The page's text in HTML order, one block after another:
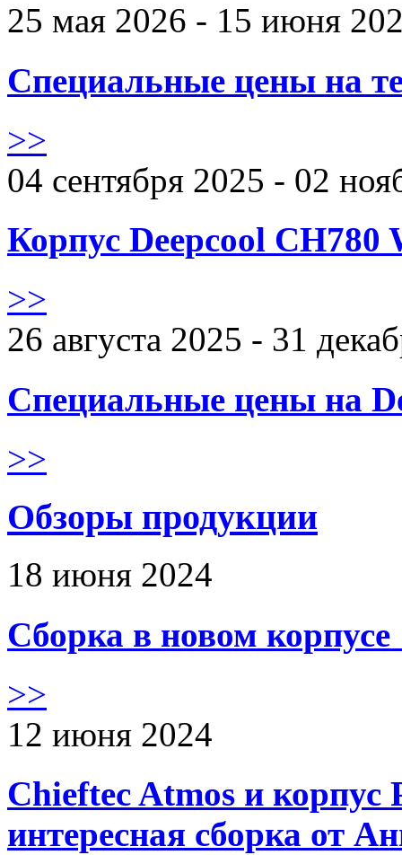
25 мая 2026 - 15 июня
Специальные цены на
>>
04 сентября 2025 - 02
Корпус Deepcool CH780
>>
26 августа 2025 - 31
Специальные цены на
>>
Обзоры продукции
18 июня 2024
Сборка в новом
>>
12 июня 2024
Chieftec Atmos и корпус
интересная сборка от